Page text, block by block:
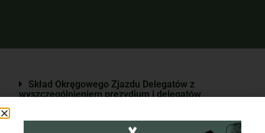
Skład Okręgowego Zjazdu Delegatów z
wyszczególnieniem prezydium i delegatów
Zespół Nadzorczo-Kontrolny